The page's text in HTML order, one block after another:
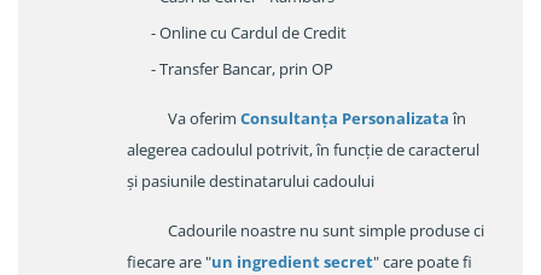
- Online cu Cardul de Credit
- Transfer Bancar, prin OP
Va oferim Consultanța Personalizataîn
alegerea cadoulul potrivit, în funcție de caracterul
și pasiunile destinatarului cadoului
Cadourile noastre nu sunt simple produse ci
fiecare are "un ingredient secret" care poate fi